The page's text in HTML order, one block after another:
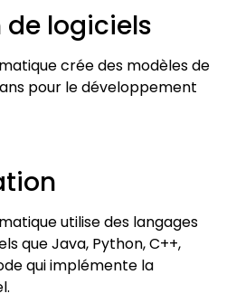
logiciels
crée des modèles de
pour le développement
utilise des langages
que Java, Python, C++,
qui implémente la